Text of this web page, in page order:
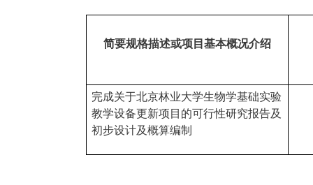
简要规格描述或项目基本概况介绍
完成关于北京林业大学生物学基础实验
教学设备更新项目的可行性研究报告及
初步设计及概算编制